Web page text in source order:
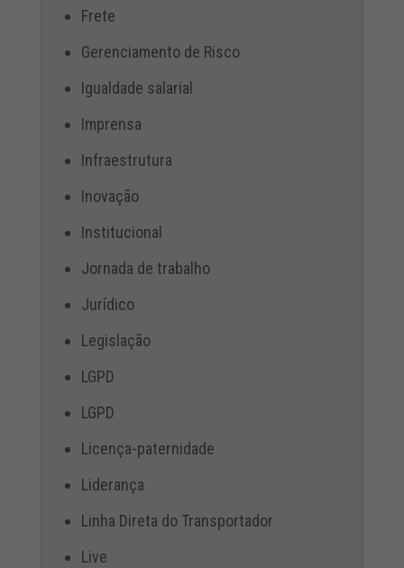
Frete
Gerenciamento de Risco
Igualdade salarial
Imprensa
Infraestrutura
Inovação
Institucional
Jornada de trabalho
Jurídico
Legislação
LGPD
LGPD
Licença-paternidade
Liderança
Linha Direta do Transportador
Live